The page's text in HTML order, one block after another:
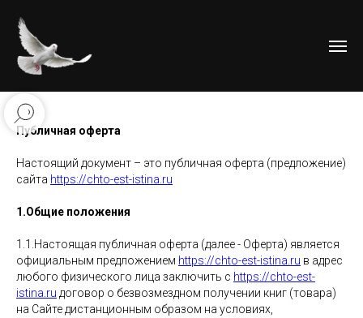
Публичная оферта
Настоящий документ – это публичная оферта (предложение)
сайта https://chto-est-istina.ru
1.Общие положения
1.1.Настоящая публичная оферта (далее - Оферта) является
официальным предложением https://chto-est-istina.ru в адрес
любого физического лица заключить с https://chto-est-
istina.ru договор о безвозмездном получении книг (товара)
на Сайте дистанционным образом на условиях,